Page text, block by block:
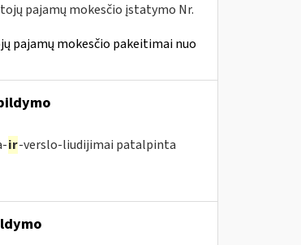
pajamų mokesčio įstatymo Nr.
pajamų mokesčio pakeitimai nuo
ir-verslo-liudijimai patalpinta